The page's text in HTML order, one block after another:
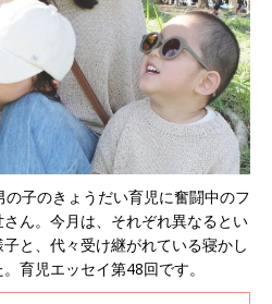
の子のきょうだい育児に奮闘中のフ
ん。今月は、それぞれ異なるとい
と、代々受け継がれている寝かし
育児エッセイ第48回です。